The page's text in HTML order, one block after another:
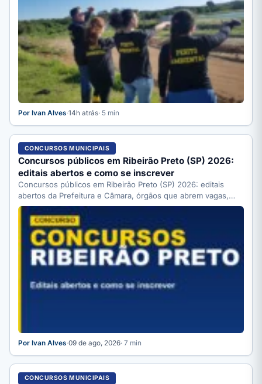
Por Ivan Alves·14h atrás· 5 min
CONCURSOS MUNICIPAIS
Concursos públicos em Ribeirão Preto (SP) 2026:
editais abertos e como se inscrever
Concursos públicos em Ribeirão Preto (SP) 2026: editais
abertos da Prefeitura e Câmara, órgãos que abrem vagas,
como…
Por Ivan Alves·09 de ago, 2026· 7 min
CONCURSOS MUNICIPAIS